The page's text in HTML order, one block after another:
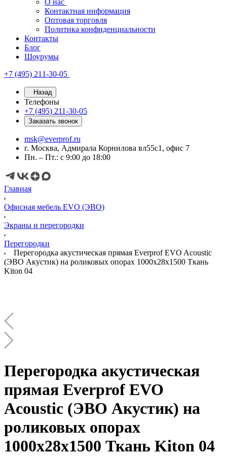
О нас
Контактная информация
Оптовая торговля
Политика конфиденциальности
Контакты
Блог
Шоурумы
+7 (495) 211-30-05
Назад
Телефоны
+7 (495) 211-30-05
Заказать звонок
msk@everprof.ru
г. Москва, Адмирала Корнилова вл55с1, офис 7
Пн. – Пт.: с 9:00 до 18:00
Главная
Офисная мебель EVO (ЭВО)
Экраны и перегородки
Перегородки
Перегородка акустическая прямая Everprof EVO Acoustic
(ЭВО Акустик) на роликовых опорах 1000х28х1500 Ткань
Kiton 04
Перегородка акустическая
прямая Everprof EVO
Acoustic (ЭВО Акустик) на
роликовых опорах
1000х28х1500 Ткань Kiton 04